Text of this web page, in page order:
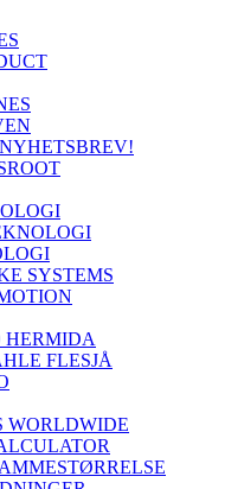
SYSTEMS
HERMIDA
FLESJÅ
WORLDWIDE